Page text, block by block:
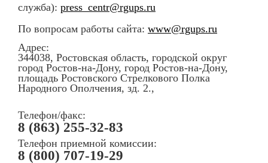
служба): press_centr@rgups.ru
По вопросам работы сайта: www@rgups.ru
Адрес:
344038, Ростовская область, городской округ
город Ростов-на-Дону, город Ростов-на-Дону,
площадь Ростовского Стрелкового Полка
Народного Ополчения, зд. 2.,
Телефон/факс:
8 (863) 255-32-83
Телефон приемной комиссии:
8 (800) 707-19-29